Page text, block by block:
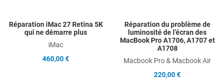
Réparation iMac 27 Retina 5K
qui ne démarre plus
iMac
460,00 €
Réparation du problème de
luminosité de l’écran des
MacBook Pro A1706, A1707 et
A1708
Macbook Pro & Macbook Air
220,00 €